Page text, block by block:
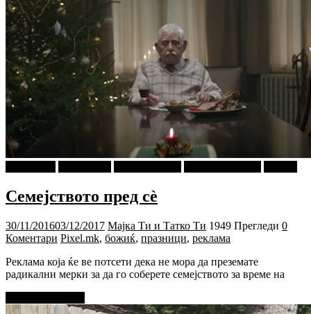
Семејството пред сè
30/11/201603/12/2017 Мајка Ти и Татко Ти 1949 Прегледи 0
Коментари Pixel.mk, божиќ, празници, реклама
Реклама која ќе ве потсети дека не мора да преземате
радикални мерки за да го соберете семејството за време на